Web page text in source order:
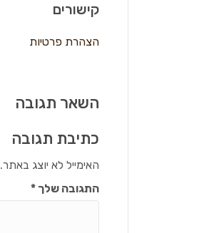
קישורים
הצהרת פרטיות
השאר תגובה
כתיבת תגובה
האימייל לא יוצג באתר.
התגובה שלך*